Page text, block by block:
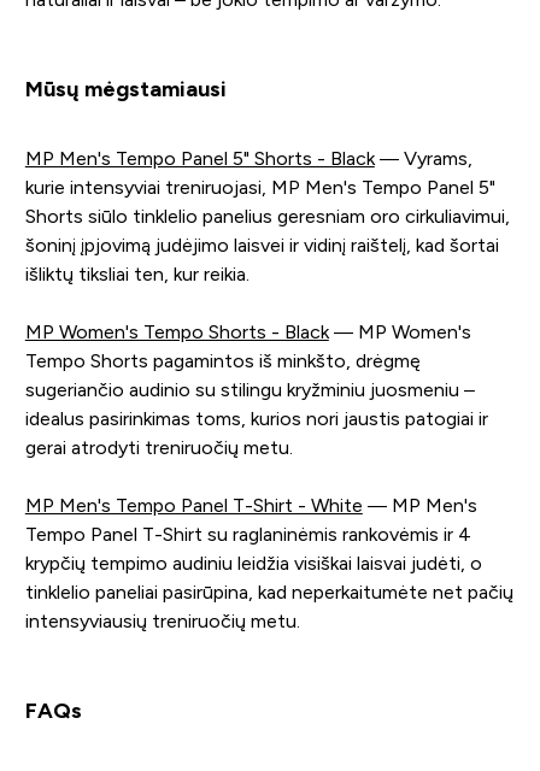
Mūsų mėgstamiausi
MP Men's Tempo Panel 5" Shorts - Black— Vyrams,
kurie intensyviai treniruojasi, MP Men's Tempo Panel 5"
Shorts siūlo tinklelio panelius geresniam oro cirkuliavimui,
šoninį įpjovimą judėjimo laisvei ir vidinį raištelį, kad šortai
išliktų tiksliai ten, kur reikia.
MP Women's Tempo Shorts - Black— MP Women's
Tempo Shorts pagamintos iš minkšto, drėgmę
sugeriančio audinio su stilingu kryžminiu juosmeniu –
idealus pasirinkimas toms, kurios nori jaustis patogiai ir
gerai atrodyti treniruočių metu.
MP Men's Tempo Panel T-Shirt - White — MP Men's
Tempo Panel T-Shirt su raglaninėmis rankovėmis ir 4
krypčių tempimo audiniu leidžia visiškai laisvai judėti, o
tinklelio paneliai pasirūpina, kad neperkaitumėte net pačių
intensyviausių treniruočių metu.
FAQs